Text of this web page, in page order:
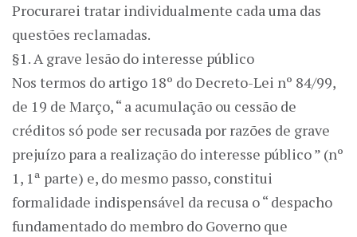
Procurarei tratar individualmente cada uma das
questões reclamadas.
§1. A grave lesão do interesse público
Nos termos do artigo 18º do Decreto-Lei nº 84/99,
de 19 de Março, “ a acumulação ou cessão de
créditos só pode ser recusada por razões de grave
prejuízo para a realização do interesse público ” (nº
1, 1ª parte) e, do mesmo passo, constitui
formalidade indispensável da recusa o “ despacho
fundamentado do membro do Governo que